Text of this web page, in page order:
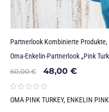
Partnerlook Kombinierte Produkte,
Oma-Enkelin-Partnerlook „Pink
60,00€ 48,00 €
OMA PINK TURKEY, ENKELIN